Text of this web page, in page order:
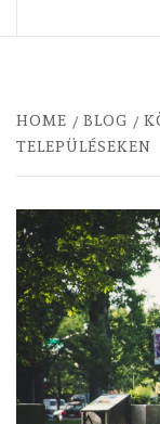
HOME BLOG
TELEPÜLÉSEKEN